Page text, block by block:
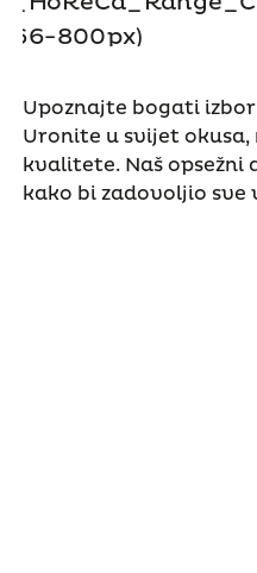
Upoznajte bogati
Uronite u svijet okusa,
kvalitete. Naš opsežni
kako bi zadovoljio sve